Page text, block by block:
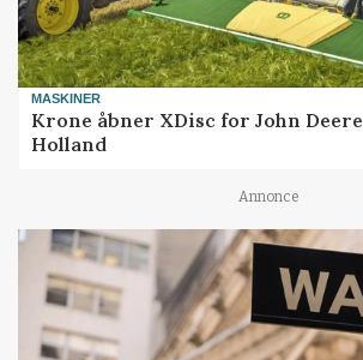
MASKINER
Krone åbner XDisc for John
Holland
Annonce